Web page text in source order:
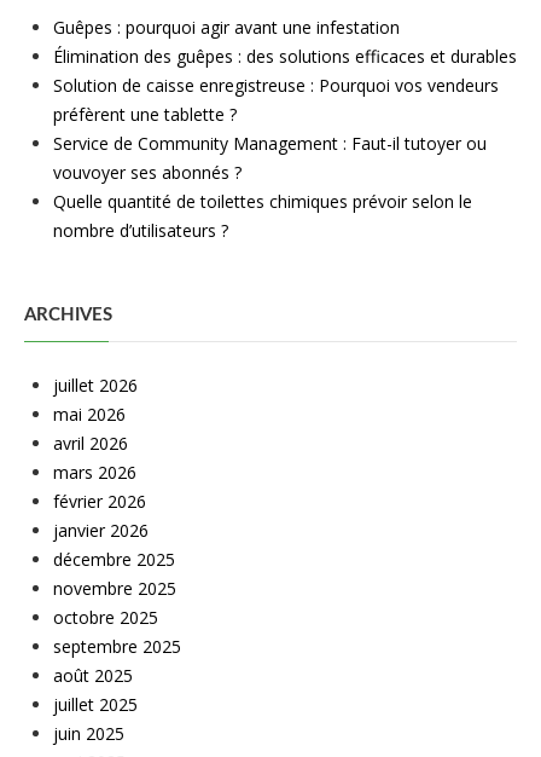
Guêpes : pourquoi agir avant une infestation
Élimination des guêpes : des solutions efficaces et durables
Solution de caisse enregistreuse : Pourquoi vos vendeurs
préfèrent une tablette ?
Service de Community Management : Faut-il tutoyer ou
vouvoyer ses abonnés ?
Quelle quantité de toilettes chimiques prévoir selon le
nombre d’utilisateurs ?
ARCHIVES
juillet 2026
mai 2026
avril 2026
mars 2026
février 2026
janvier 2026
décembre 2025
novembre 2025
octobre 2025
septembre 2025
août 2025
juillet 2025
juin 2025